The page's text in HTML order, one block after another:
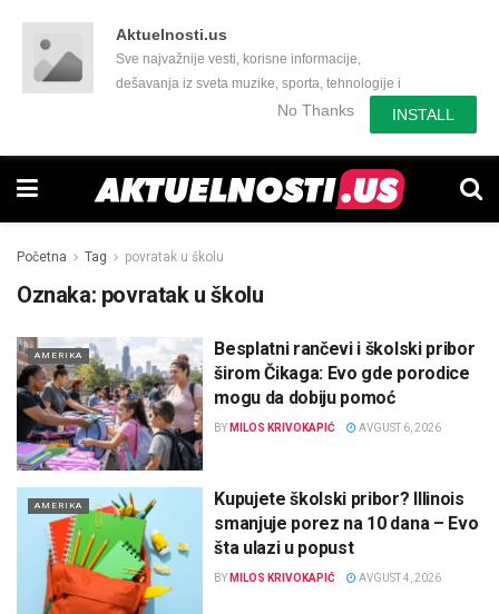
Aktuelnosti.us
Sve najvažnije vesti, korisne informacije,
dešavanja iz sveta muzike, sporta, tehnologije i
još mnogo toga zanimljivog.No Thanks INSTALL
Početna Tag povratak u školu
Oznaka: povratak u školu
AMERIKA
Besplatni rančevi i školski pribor
širom Čikaga: Evo gde porodice
mogu da dobiju pomoć
BY MILOS KRIVOKAPIĆ AVGUST 6, 2026
AMERIKA
Kupujete školski pribor? Illinois
smanjuje porez na 10 dana – Evo
šta ulazi u popust
BY MILOS KRIVOKAPIĆ AVGUST 4, 2026